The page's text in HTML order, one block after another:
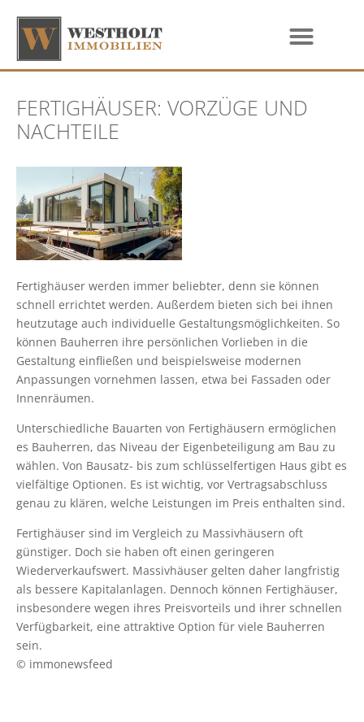
FERTIGHÄUSER: VORZÜGE UND
NACHTEILE
Fertighäuser werden immer beliebter, denn sie können
schnell errichtet werden. Außerdem bieten sich bei ihnen
heutzutage auch individuelle Gestaltungsmöglichkeiten. So
können Bauherren ihre persönlichen Vorlieben in die
Gestaltung einfließen und beispielsweise modernen
Anpassungen vornehmen lassen, etwa bei Fassaden oder
Innenräumen.
Unterschiedliche Bauarten von Fertighäusern ermöglichen
es Bauherren, das Niveau der Eigenbeteiligung am Bau zu
wählen. Von Bausatz- bis zum schlüsselfertigen Haus gibt es
vielfältige Optionen. Es ist wichtig, vor Vertragsabschluss
genau zu klären, welche Leistungen im Preis enthalten sind.
Fertighäuser sind im Vergleich zu Massivhäusern oft
günstiger. Doch sie haben oft einen geringeren
Wiederverkaufswert. Massivhäuser gelten daher langfristig
als bessere Kapitalanlagen. Dennoch können Fertighäuser,
insbesondere wegen ihres Preisvorteils und ihrer schnellen
Verfügbarkeit, eine attraktive Option für viele Bauherren
sein.
© immonewsfeed